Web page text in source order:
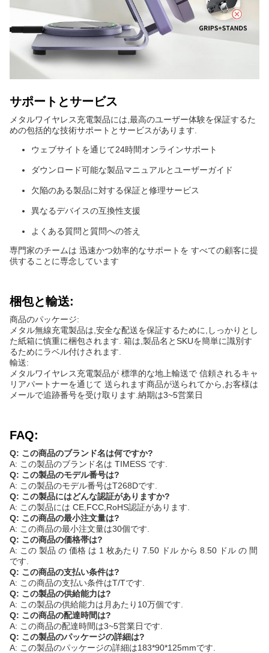
サポートとサービス
メタルワイヤレス充電製品には,最高のユーザー体験を保証するた
めの包括的な技術サポートとサービスがあります.
ウェブサイトを通じて24時間オンラインサポート
ダウンロード可能な製品マニュアルとユーザーガイド
欠陥のある製品に対する保証と修理サービス
異なるデバイスの互換性支援
よくある質問と質問への答え
専門家のチームは 迅速かつ効率的なサポートを すべての顧客に提
供することに専念しています
梱包と輸送:
商品のパッケージ:
メタル無線充電製品は,安全な配送を保証するために,しっかりとし
た紙箱に慎重に梱包されます. 箱は,製品名とSKUを簡単に識別す
るためにラベル付けされます.
輸送:
メタルワイヤレス充電製品が 標準的な地上輸送で 信頼されるキャ
リアパートナーを通じて 送られます商品が送られてから,お客様は
メールで追跡番号を受け取ります.納期は3~5営業日
FAQ:
Q: この商品のブランド名は何ですか?
A: この製品のブランド名は TIMESS です.
Q: この製品のモデル番号は?
A: この製品のモデル番号はT268Dです.
Q: この製品にはどんな認証がありますか?
A: この製品には CE,FCC,RoHS認証があります.
Q: この商品の最小注文量は?
A: この商品の最小注文量は30個です.
Q: この商品の価格帯は?
A: この 製品 の 価格 は 1 枚あたり 7.50 ドル から 8.50 ドル の 間
です.
Q: この商品の支払い条件は?
A: この商品の支払い条件はT/Tです.
Q: この製品の供給能力は?
A: この製品の供給能力は月あたり10万個です.
Q: この商品の配達時間は?
A: この商品の配達時間は3~5営業日です.
Q: この製品のパッケージの詳細は?
A: この製品のパッケージの詳細は183*90*125mmです.